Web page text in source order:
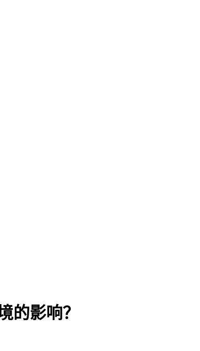
的影响？